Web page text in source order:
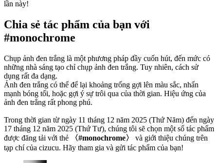
lần này!
Chia sẻ tác phẩm của bạn với
#monochrome
Chụp ảnh đen trắng là một phương pháp đầy cuốn hút, đến mức có
những nhà sáng tạo chỉ chụp ảnh đen trắng. Tuy nhiên, cách sử
dụng rất đa dạng.
Ảnh đen trắng có thể để lại khoảng trống gợi lên màu sắc, nhấn
mạnh bóng tối, hoặc gợi ý sự trôi qua của thời gian. Hiệu ứng của
ảnh đen trắng rất phong phú.
Trong thời gian từ ngày 11 tháng 12 năm 2025 (Thứ Năm) đến ngày
17 tháng 12 năm 2025 (Thứ Tư), chúng tôi sẽ chọn một số tác phẩm
được đăng tải với thẻ
〈#monochrome〉
và giới thiệu chúng trên
tạp chí của cizucu. Hãy tham gia và gửi tác phẩm của bạn!